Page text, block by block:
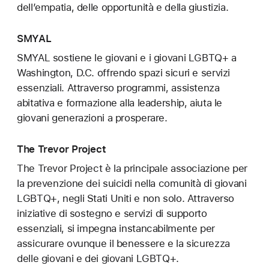
dell’empatia, delle opportunità e della giustizia.
SMYAL
SMYAL sostiene le giovani e i giovani LGBTQ+ a
Washington, D.C. offrendo spazi sicuri e servizi
essenziali. Attraverso programmi, assistenza
abitativa e formazione alla leadership, aiuta le
giovani generazioni a prosperare.
The Trevor Project
The Trevor Project è la principale associazione per
la prevenzione dei suicidi nella comunità di giovani
LGBTQ+, negli Stati Uniti e non solo. Attraverso
iniziative di sostegno e servizi di supporto
essenziali, si impegna instancabilmente per
assicurare ovunque il benessere e la sicurezza
delle giovani e dei giovani LGBTQ+.